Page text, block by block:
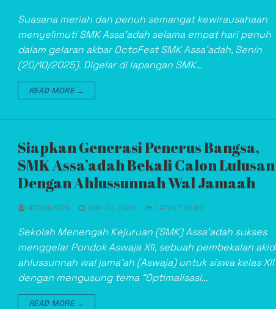
Suasana meriah dan penuh semangat kewirausahaan
menyelimuti SMK Assa’adah selama empat hari penuh
dalam gelaran akbar OctoFest SMK Assa’adah, Senin
(20/10/2025). Digelar di lapangan SMK…
READ MORE →
Siapkan Generasi Penerus Bangsa,
SMK Assa’adah Bekali Calon Lulusan
Dengan Ahlussunnah Wal Jamaah
ADMIN2024 MAY 10, 2025 LATEST NEWS
Sekolah Menengah Kejuruan (SMK) Assa’adah sukses
menggelar Pondok Aswaja XII, sebuah pembekalan
ahlussunnah wal jama’ah (Aswaja) untuk siswa kelas XII
dengan mengusung tema “Optimalisasi…
READ MORE →